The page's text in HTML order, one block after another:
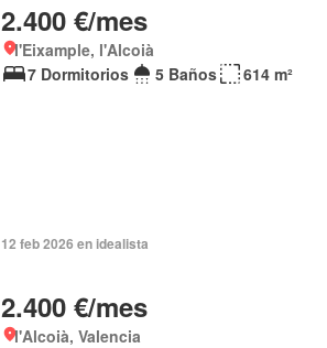
2.400 €/mes
l'Eixample, l'Alcoià
7 Dormitorios
5 Baños 614 m²
12 feb 2026 en idealista
2.400 €/mes
l'Alcoià, Valencia